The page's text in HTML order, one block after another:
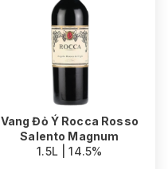
Vang Đỏ Ý Rocca Rosso
Salento Magnum
1.5L | 14.5%